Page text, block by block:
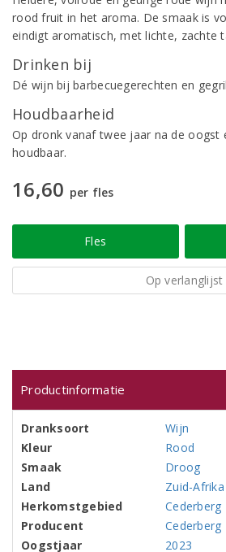
rood fruit in het aroma. De smaak is
eindigt aromatisch, met lichte, zachte
Drinken bij
Dé wijn bij barbecuegerechten en
Houdbaarheid
Op dronk vanaf twee jaar na de oogst
houdbaar.
16,60 per fles
Fles
Op verlanglijst
Productinformatie
Dranksoort
Wijn
Kleur
Rood
Smaak
Droog
Land
Zuid-Afrika
Herkomstgebied
Cederberg
Producent
Cederberg
Oogstjaar
2023